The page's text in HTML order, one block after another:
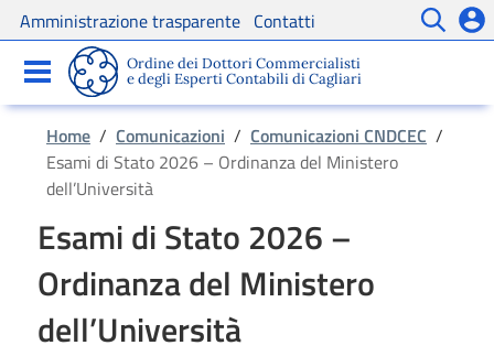
Amministrazione trasparente Contatti
Ordine dei Dottori Commercialisti
e degli Esperti Contabili di Cagliari
Servizi
Comunicazioni
Home / Comunicazioni / Comunicazioni CNDCEC /
Esami di Stato 2026 – Ordinanza del Ministero
dell’Università
Esami di Stato 2026 –
Ordinanza del Ministero
dell’Università